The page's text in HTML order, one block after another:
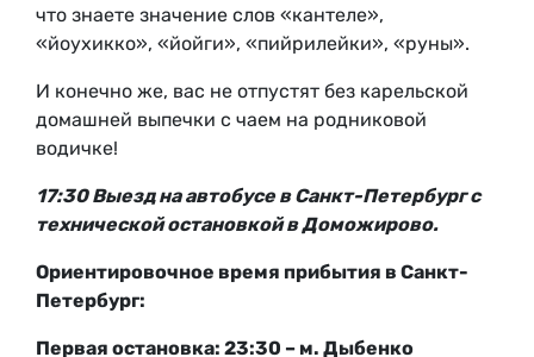
что знаете значение слов «кантеле»,
«йоухикко», «йойги», «пийрилейки», «руны».
И конечно же, вас не отпустят без карельской
домашней выпечки с чаем на родниковой
водичке!
17:30 Выезд на автобусе в Санкт-Петербург с
технической остановкой в Доможирово.
Ориентировочное время прибытия в Санкт-
Петербург:
Первая остановка: 23:30 – м. Дыбенко